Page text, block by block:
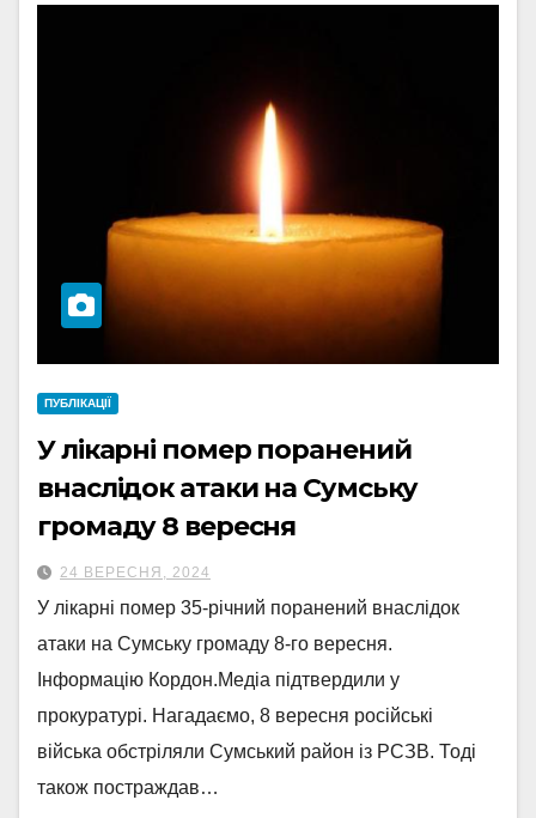
ПУБЛІКАЦІЇ
У лікарні помер поранений
внаслідок атаки на Сумську
громаду 8 вересня
24 ВЕРЕСНЯ, 2024
У лікарні помер 35-річний поранений внаслідок
атаки на Сумську громаду 8-го вересня.
Інформацію Кордон.Медіа підтвердили у
прокуратурі. Нагадаємо, 8 вересня російські
війська обстріляли Сумський район із РСЗВ. Тоді
також постраждав…